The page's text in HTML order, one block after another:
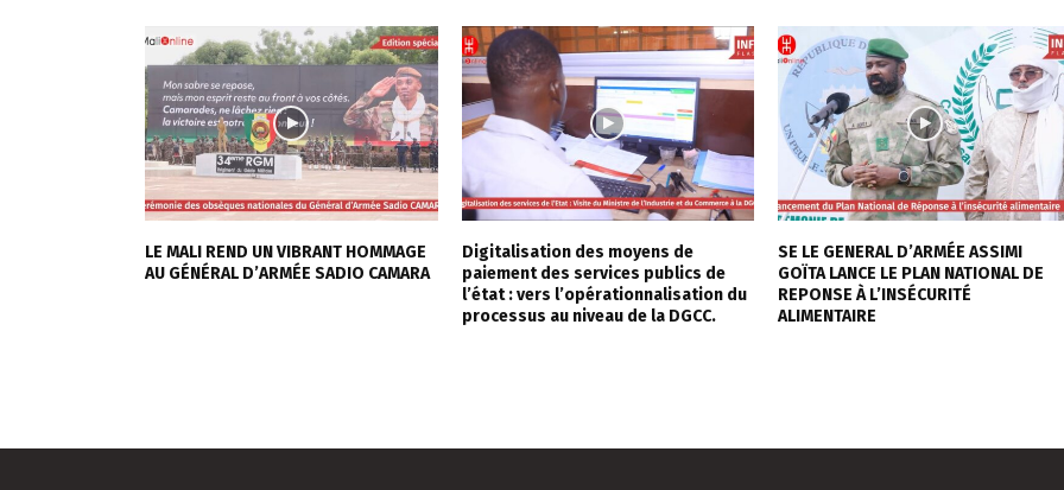
LE MALI REND UN VIBRANT HOMMAGE
AU GÉNÉRAL D’ARMÉE SADIO CAMARA
Digitalisation des moyens de
paiement des services publics de
l’état : vers l’opérationnalisation du
processus au niveau de la DGCC.
SE LE GENERAL D’ARMÉE ASSIMI
GOÏTA LANCE LE PLAN NATIONAL DE
REPONSE À L’INSÉCURITÉ
ALIMENTAIRE